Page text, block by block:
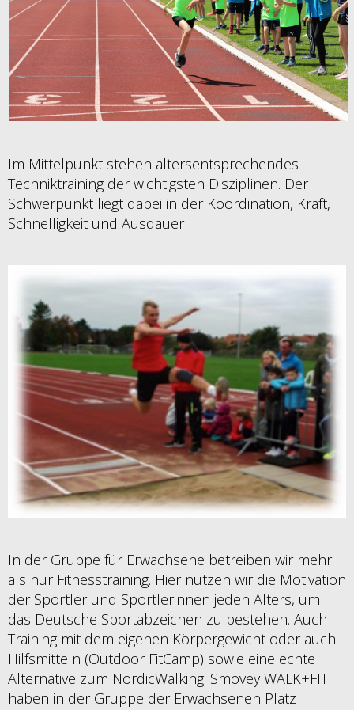
Im Mittelpunkt stehen altersentsprechendes
Techniktraining der wichtigsten Disziplinen. Der
Schwerpunkt liegt dabei in der Koordination, Kraft,
Schnelligkeit und Ausdauer
In der Gruppe für Erwachsene betreiben wir mehr
als nur Fitnesstraining. Hier nutzen wir die Motivation
der Sportler und Sportlerinnen jeden Alters, um
das Deutsche Sportabzeichen zu bestehen. Auch
Training mit dem eigenen Körpergewicht oder auch
Hilfsmitteln (Outdoor FitCamp) sowie eine echte
Alternative zum NordicWalking: Smovey WALK+FIT
haben in der Gruppe der Erwachsenen Platz